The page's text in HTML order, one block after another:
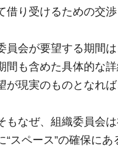
借り受けるための交
会が要望する期間
間も含めた具体的な
が現実のものとなれ
なぜ、組織委員会
“スペース”の確保に